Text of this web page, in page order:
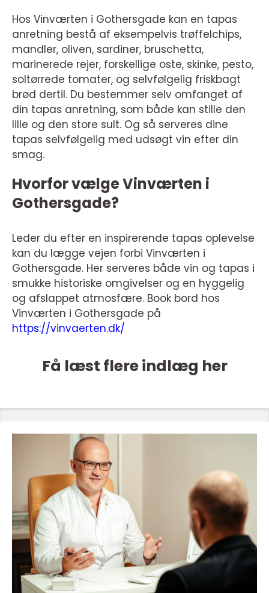
Hos Vinværten i Gothersgade kan en tapas
anretning bestå af eksempelvis trøffelchips,
mandler, oliven, sardiner, bruschetta,
marinerede rejer, forskellige oste, skinke, pesto,
soltørrede tomater, og selvfølgelig friskbagt
brød dertil. Du bestemmer selv omfanget af
din tapas anretning, som både kan stille den
lille og den store sult. Og så serveres dine
tapas selvfølgelig med udsøgt vin efter din
smag.
Hvorfor vælge Vinværten i
Gothersgade?
Leder du efter en inspirerende tapas oplevelse
kan du lægge vejen forbi Vinværten i
Gothersgade. Her serveres både vin og tapas i
smukke historiske omgivelser og en hyggelig
og afslappet atmosfære. Book bord hos
Vinværten i Gothersgade på
https://vinvaerten.dk/
Få læst flere indlæg her